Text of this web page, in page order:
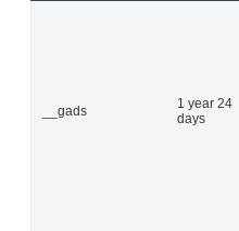
__gads
1 year 24
days